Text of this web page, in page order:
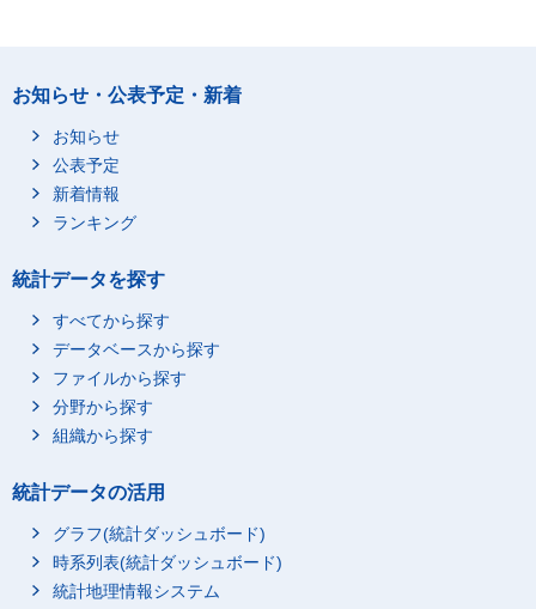
お知らせ・公表予定・新着
お知らせ
公表予定
新着情報
ランキング
統計データを探す
すべてから探す
データベースから探す
ファイルから探す
分野から探す
組織から探す
統計データの活用
グラフ(統計ダッシュボード)
時系列表(統計ダッシュボード)
統計地理情報システム